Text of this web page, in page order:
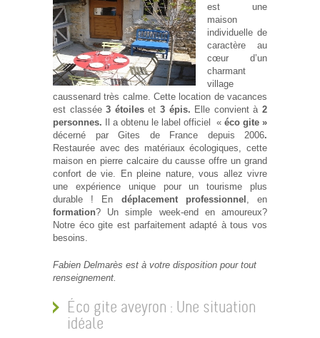
est une
maison
individuelle de
caractère au
cœur d’un
charmant
village
caussenard très calme. Cette location de vacances
est classée3 étoileset 3 épis. Elle convient à2
personnes.
Il a obtenu le label officiel « éco gite »
décerné par Gites de France depuis 2006.
Restaurée avec des matériaux écologiques, cette
maison en pierre calcaire du causse offre un grand
confort de vie. En pleine nature, vous allez vivre
une expérience unique pour un tourisme plus
durable ! En déplacement professionnel , en
formation? Un simple week-end en amoureux?
Notre éco gite est parfaitement adapté à tous vos
besoins.
Fabien Delmarès est à votre disposition pour tout
renseignement.
Éco gite aveyron : Une situation
idéale